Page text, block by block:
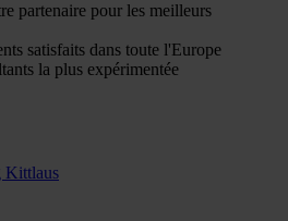
partenaire pour les meilleurs
satisfaits dans toute l'Europe
la plus expérimentée
Kittlaus